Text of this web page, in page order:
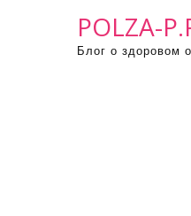
POLZA-
Блог о здоровом